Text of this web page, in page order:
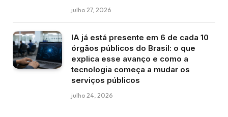
julho 27, 2026
IA já está presente em 6 de cada 10
órgãos públicos do Brasil: o que
explica esse avanço e como a
tecnologia começa a mudar os
serviços públicos
julho 24, 2026